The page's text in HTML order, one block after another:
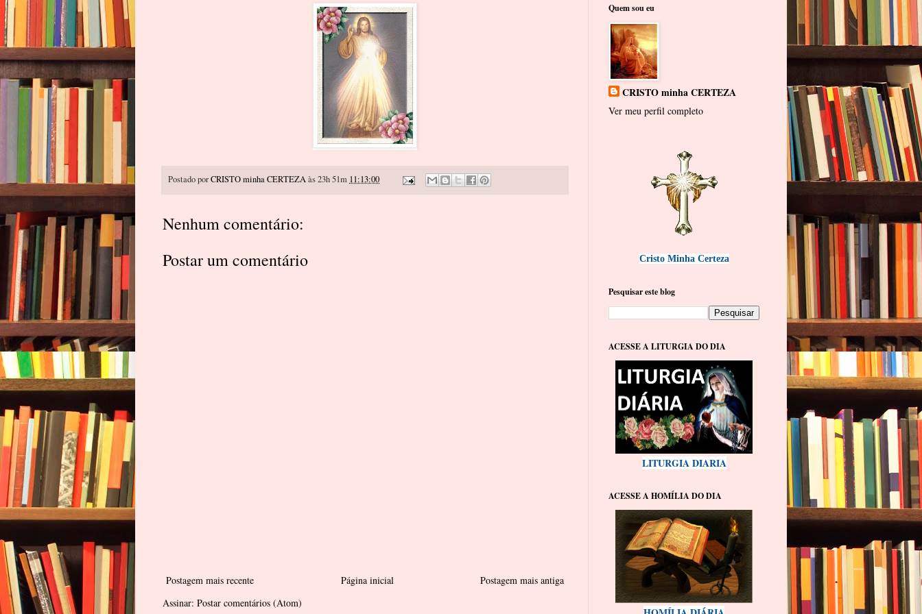
Postado porCRISTO minha CERTEZAàs 23h 51m 11:13:00
Nenhum comentário:
Postar um comentário
Postagem mais recente Postagem mais antiga
Página inicial
Assinar: Postar comentários (Atom)
Quem sou eu
CRISTO minha CERTEZA
Ver meu perfil completo
Cristo Minha Certeza
Pesquisar este blog
ACESSE A LITURGIA DO DIA
LITURGIA DIARIA
ACESSE A HOMÍLIA DO DIA